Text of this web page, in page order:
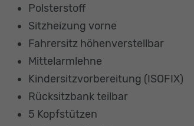
Polsterstoff
Sitzheizung vorne
Fahrersitz höhenverstellbar
Mittelarmlehne
Kindersitzvorbereitung (ISOFIX)
Rücksitzbank teilbar
5 Kopfstützen